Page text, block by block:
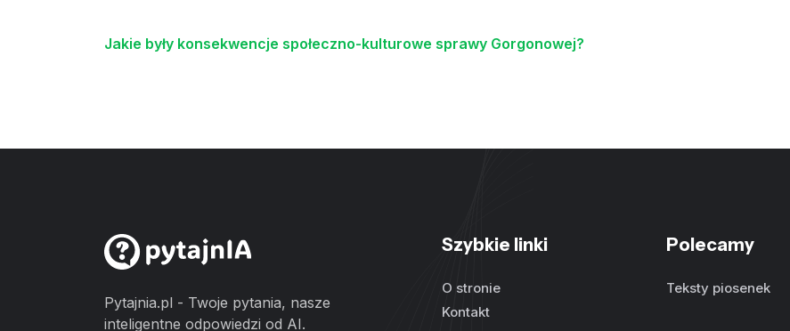
Jakie były konsekwencje społeczno-kulturowe sprawy Gorgonowej?
Pytajnia.pl - Twoje pytania, nasze
inteligentne odpowiedzi od AI.
Szybkie linki
O stronie
Kontakt
Polecamy
Teksty piosenek